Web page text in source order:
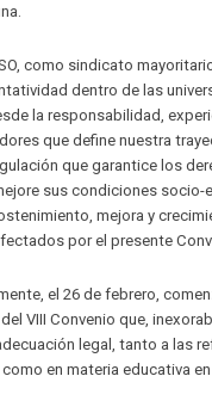
sindicato mayoritario
dentro de las
la responsabilidad,
que define nuestra
que garantice los
sus condiciones socio-
mejora y
por el presente
el 26 de febrero,
VIII Convenio que,
legal, tanto a las
en materia educativa